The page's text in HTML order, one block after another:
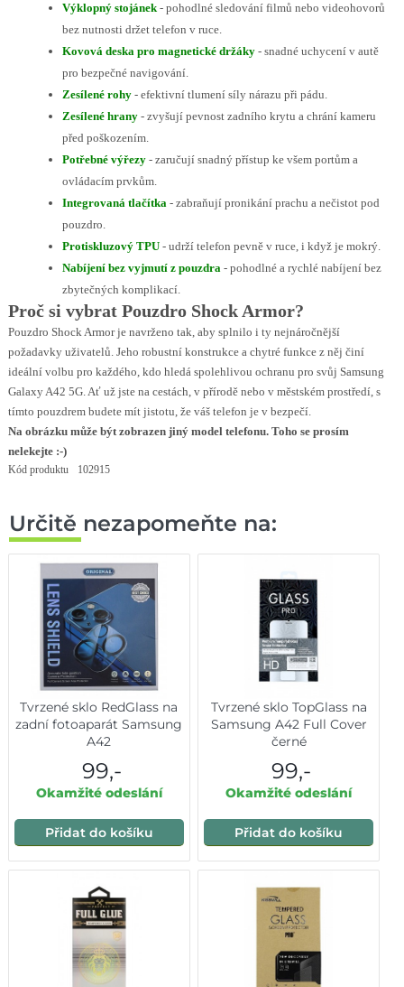
Výklopný stojánek- pohodlné sledování filmů nebo videohovorů
bez nutnosti držet telefon v ruce.
Kovová deska pro magnetické držáky- snadné uchycení v autě
pro bezpečné navigování.
Zesílené rohy- efektivní tlumení síly nárazu při pádu.
Zesílené hrany- zvyšují pevnost zadního krytu a chrání kameru
před poškozením.
Potřebné výřezy- zaručují snadný přístup ke všem portům a
ovládacím prvkům.
Integrovaná tlačítka- zabraňují pronikání prachu a nečistot pod
pouzdro.
Protiskluzový TPU- udrží telefon pevně v ruce, i když je mokrý.
Nabíjení bez vyjmutí z pouzdra- pohodlné a rychlé nabíjení bez
zbytečných komplikací.
Proč si vybrat Pouzdro Shock Armor?
Pouzdro Shock Armor je navrženo tak, aby splnilo i ty nejnáročnější
požadavky uživatelů. Jeho robustní konstrukce a chytré funkce z něj činí
ideální volbu pro každého, kdo hledá spolehlivou ochranu pro svůj Samsung
Galaxy A42 5G. Ať už jste na cestách, v přírodě nebo v městském prostředí, s
tímto pouzdrem budete mít jistotu, že váš telefon je v bezpečí.
Na obrázku může být zobrazen jiný model telefonu. Toho se prosím
nelekejte :-)
Kód produktu 102915
Určitě nezapomeňte na:
Tvrzené sklo RedGlass na
zadní fotoaparát Samsung
A42
99,-
Okamžité odeslání
Přidat do košíku
Tvrzené sklo TopGlass na
Samsung A42 Full Cover
černé
99,-
Okamžité odeslání
Přidat do košíku